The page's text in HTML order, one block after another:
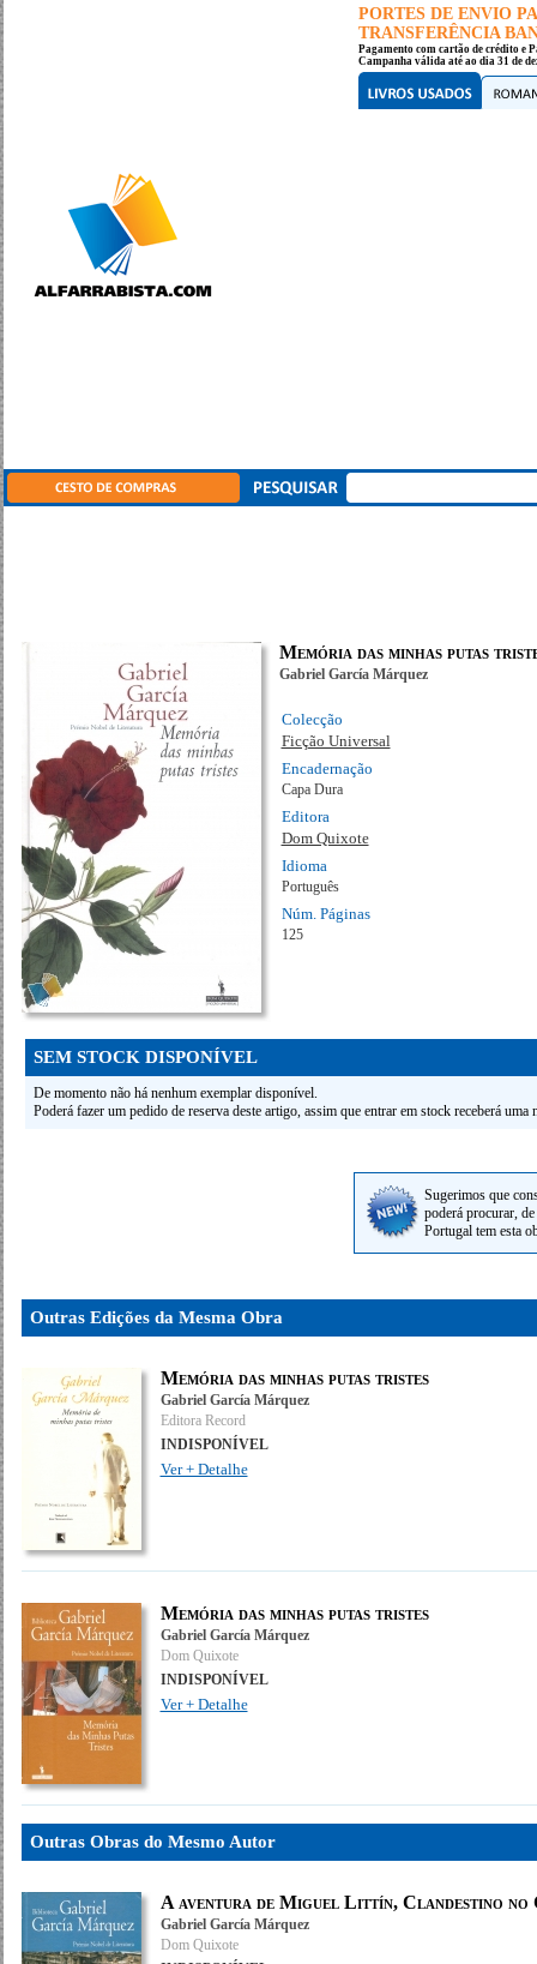
PORTES DE ENVIO
TRANSFERÊNCIA
Pagamento com cartão de crédito e
Campanha válida até ao dia 31 de
Memória das minhas putas
Gabriel García Márquez
Colecção
Ficção Universal
Encadernação
Capa Dura
Editora
Dom Quixote
Idioma
Português
Núm. Páginas
125
SEM STOCK DISPONÍVEL
De momento não há nenhum exemplar disponível.
Poderá fazer um pedido de reserva deste artigo, assim que entrar em stock receberá
Sugerimos que
poderá procurar,
Portugal tem esta
Outras Edições da Mesma Obra
Memória das minhas putas tristes
Gabriel García Márquez
Editora Record
INDISPONÍVEL
Ver + Detalhe
Memória das minhas putas tristes
Gabriel García Márquez
Dom Quixote
INDISPONÍVEL
Ver + Detalhe
Outras Obras do Mesmo Autor
A aventura de Miguel Littín, Clandestino no
Gabriel García Márquez
Dom Quixote